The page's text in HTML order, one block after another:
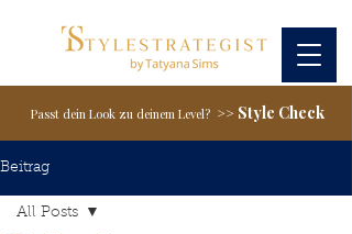
Passt dein Look zu deinem Level? >> Style Check
Beitrag
All Posts